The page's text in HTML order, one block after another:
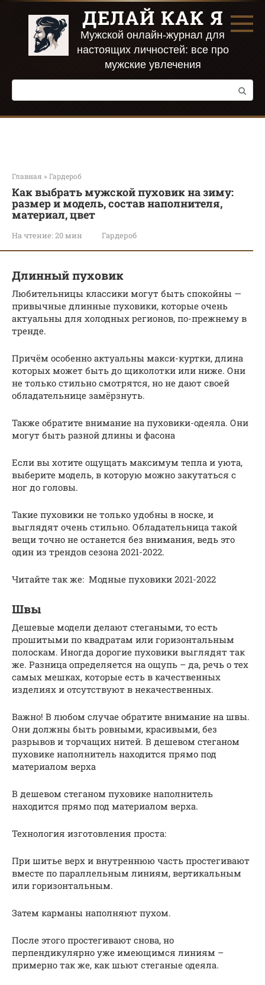
Перейти
контенту
ДЕЛАЙ КАК Я
Мужской онлайн-журнал для
настоящих личностей: все про
мужские увлечения
Поиск:
Главная » Гардероб
Как выбрать мужской пуховик на зиму:
размер и модель, состав наполнителя,
материал, цвет
На чтение: 20 мин Гардероб
Длинный пуховик
Любительницы классики могут быть спокойны —
привычные длинные пуховики, которые очень
актуальны для холодных регионов, по-прежнему в
тренде.
Причём особенно актуальны макси-куртки, длина
которых может быть до щиколотки или ниже. Они
не только стильно смотрятся, но не дают своей
обладательнице замёрзнуть.
Также обратите внимание на пуховики-одеяла. Они
могут быть разной длины и фасона
Если вы хотите ощущать максимум тепла и уюта,
выберите модель, в которую можно закутаться с
ног до головы.
Такие пуховики не только удобны в носке, и
выглядят очень стильно. Обладательница такой
вещи точно не останется без внимания, ведь это
один из трендов сезона 2021-2022.
Читайте так же: Модные пуховики 2021-2022
Швы
Дешевые модели делают стегаными, то есть
прошитыми по квадратам или горизонтальным
полоскам. Иногда дорогие пуховики выглядят так
же. Разница определяется на ощупь – да, речь о тех
самых мешках, которые есть в качественных
изделиях и отсутствуют в некачественных.
Важно! В любом случае обратите внимание на швы.
Они должны быть ровными, красивыми, без
разрывов и торчащих нитей. В дешевом стеганом
пуховике наполнитель находится прямо под
материалом верха
В дешевом стеганом пуховике наполнитель
находится прямо под материалом верха.
Технология изготовления проста:
При шитье верх и внутреннюю часть простегивают
вместе по параллельным линиям, вертикальным
или горизонтальным.
Затем карманы наполняют пухом.
После этого простегивают снова, но
перпендикулярно уже имеющимся линиям –
примерно так же, как шьют стеганые одеяла.